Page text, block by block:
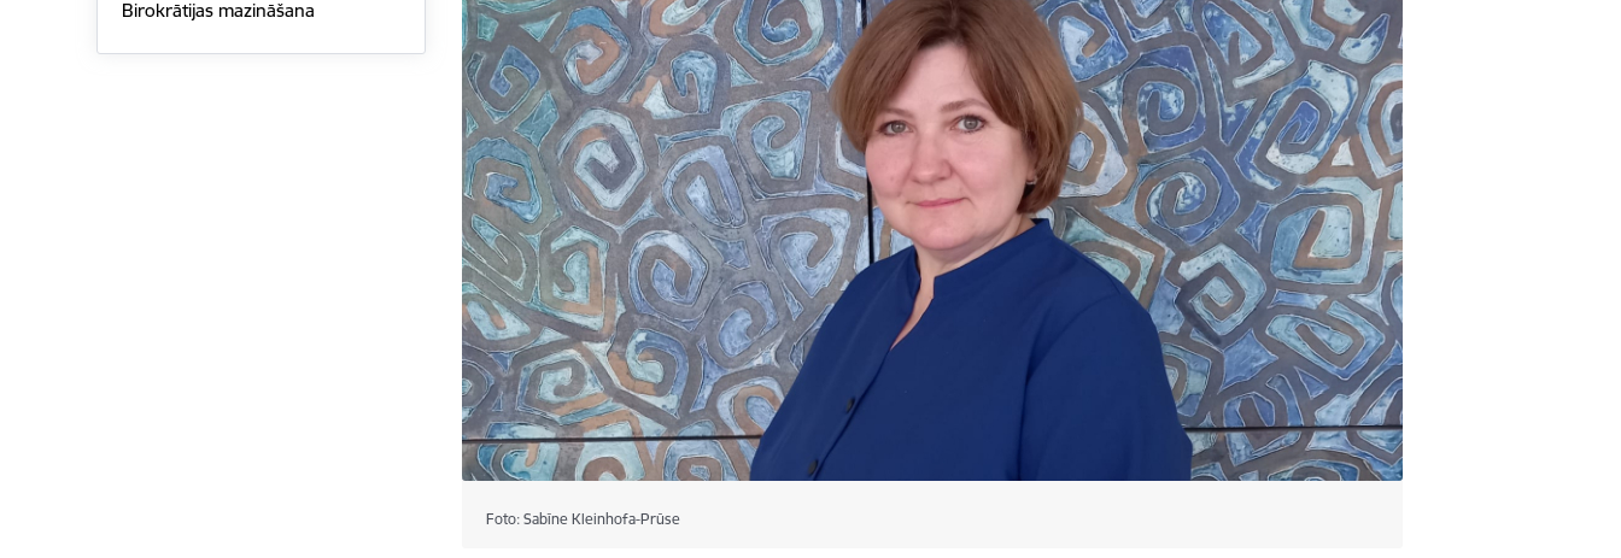
Birokrātijas mazināšana
Foto: Sabīne Kleinhofa-Prūse